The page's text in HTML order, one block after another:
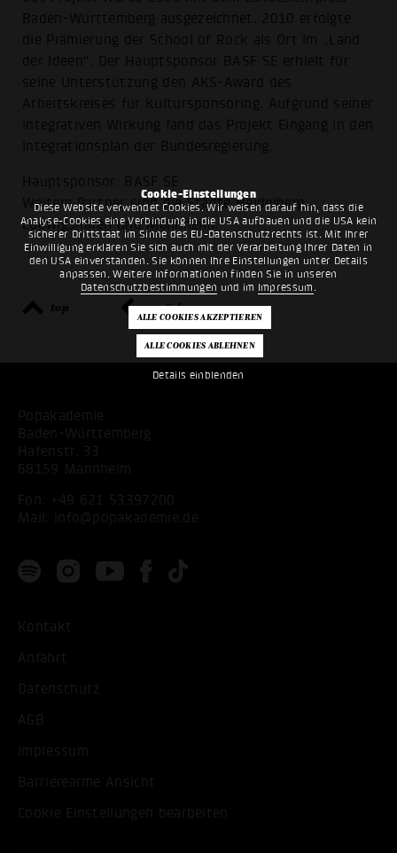
Cookie-Einstellungen
Diese Website verwendet Cookies. Wir weisen darauf hin, dass die
Analyse-Cookies eine Verbindung in die USA aufbauen und die USA kein
sicherer Drittstaat im Sinne des EU-Datenschutzrechts ist. Mit Ihrer
Einwilligung erklären Sie sich auch mit der Verarbeitung Ihrer Daten in
den USA einverstanden. Sie können Ihre Einstellungen unter Details
anpassen. Weitere Informationen finden Sie in unseren
Datenschutzbestimmungen und im Impressum .
Details einblenden
Baden-Württemberg ausgezeichnet. 2010 erfolgte
die Prämierung der School of Rock als Ort im „Land
der Ideen“. Der Hauptsponsor BASF SE erhielt für
seine Unterstützung den AKS-Award des
Arbeitskreises für Kultursponsoring. Aufgrund seiner
integrativen Wirkung fand das Projekt Eingang in den
Integrationsplan der Bundesregierung.
Hauptsponsor: BASF SE
Weitere Partner sind die Städte Heidelberg,
Ludwigshafen und Mannheim.
top zurück
Popakademie
Baden-Württemberg
Hafenstr. 33
68159 Mannheim
Fon:
+49 621 53397200
Mail:
info@popakademie.de
Kontakt
Anfahrt
Datenschutz
AGB
Impressum
Barrierearme Ansicht
Cookie Einstellungen bearbeiten